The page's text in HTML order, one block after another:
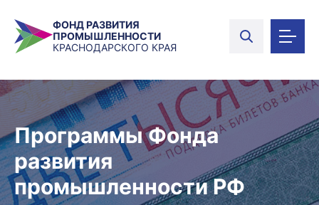
ФОНД РАЗВИТИЯ
ПРОМЫШЛЕННОСТИ
КРАСНОДАРСКОГО КРАЯ
Программы Фонда
развития
промышленности РФ